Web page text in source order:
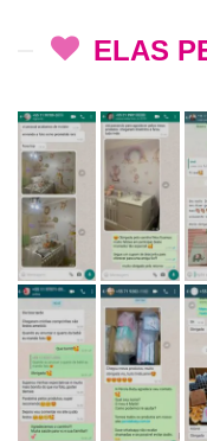
ELAS